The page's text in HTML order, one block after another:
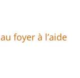
foyer à l’aide